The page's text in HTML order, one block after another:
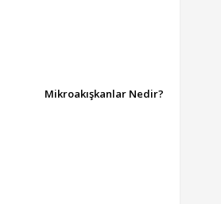
Mikroakışkanlar Nedir?